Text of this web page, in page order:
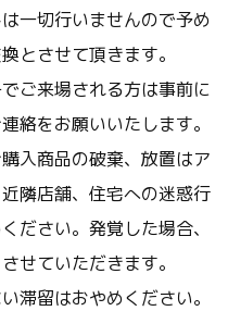
一切行いませんので予め
とさせて頂きます。
ご来場される方は事前に
絡をお願いいたします。
入商品の破棄、放置はア
隣店舗、住宅への迷惑行
ださい。発覚した場合、
せていただきます。
滞留はおやめください。